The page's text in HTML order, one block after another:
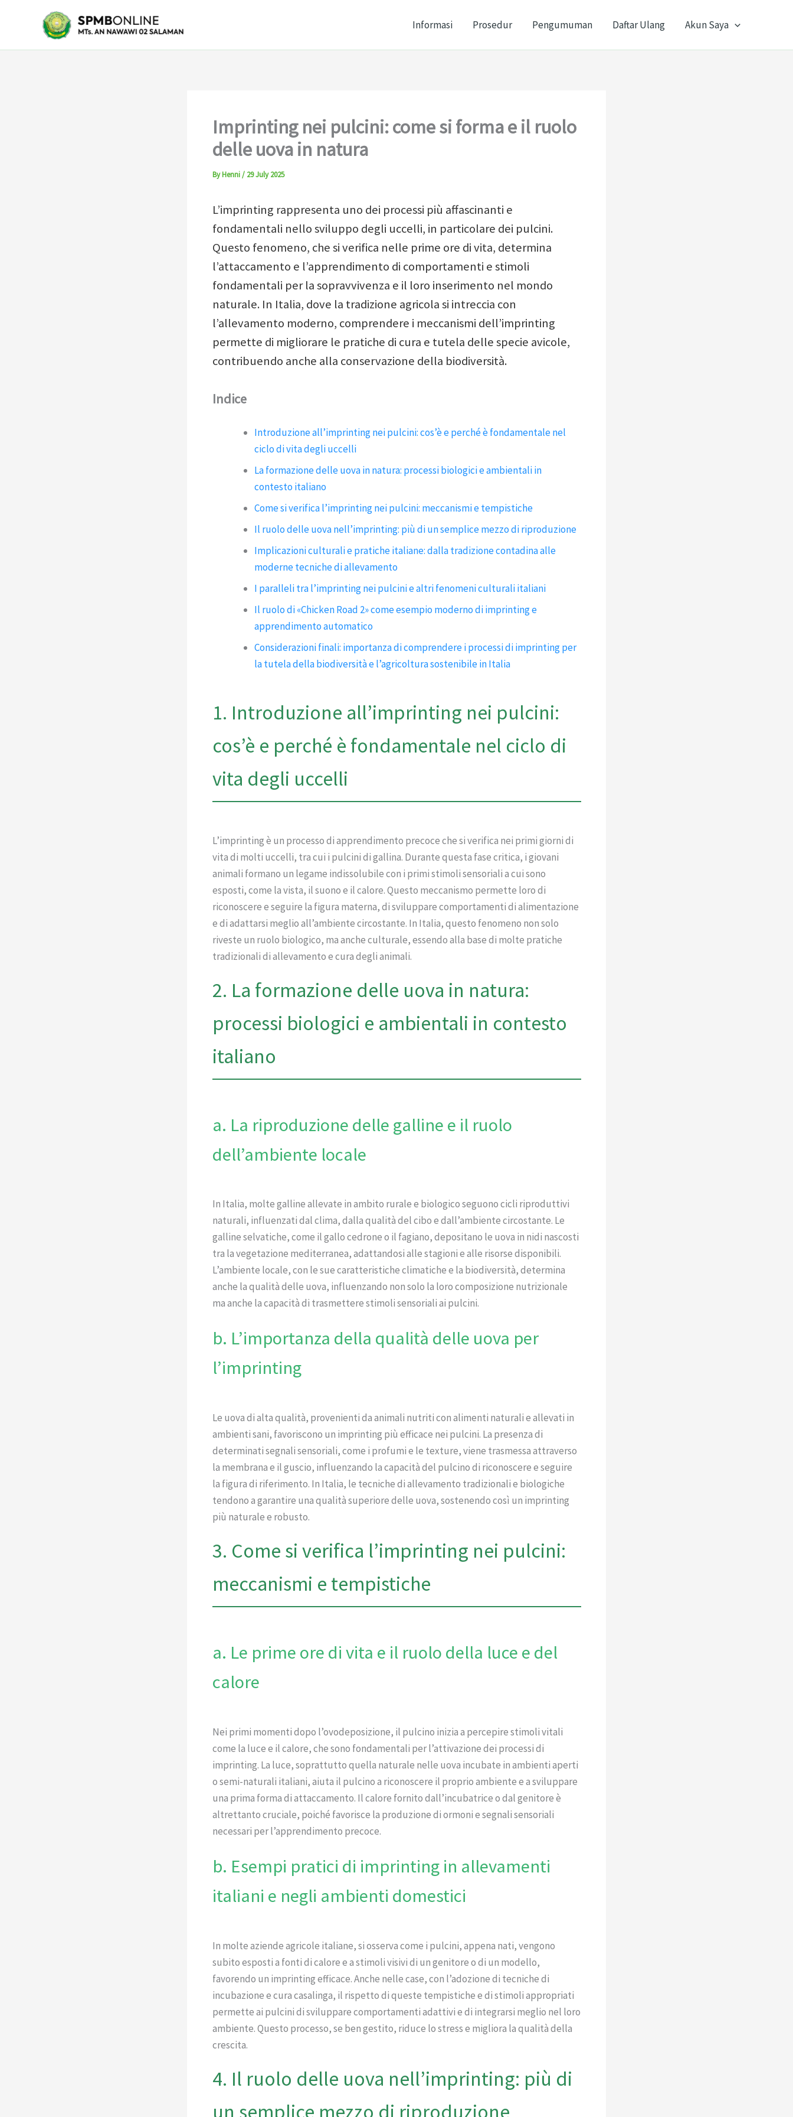
Informasi Prosedur Pengumuman Daftar Ulang Akun Saya
Imprinting nei pulcini: come si forma e il ruolo
delle uova in natura
ByHenni/ 29 July 2025
L’imprinting rappresenta uno dei processi più affascinanti e
fondamentali nello sviluppo degli uccelli, in particolare dei pulcini.
Questo fenomeno, che si verifica nelle prime ore di vita, determina
l’attaccamento e l’apprendimento di comportamenti e stimoli
fondamentali per la sopravvivenza e il loro inserimento nel mondo
naturale. In Italia, dove la tradizione agricola si intreccia con
l’allevamento moderno, comprendere i meccanismi dell’imprinting
permette di migliorare le pratiche di cura e tutela delle specie avicole,
contribuendo anche alla conservazione della biodiversità.
Indice
Introduzione all’imprinting nei pulcini: cos’è e perché è fondamentale nel
ciclo di vita degli uccelli
La formazione delle uova in natura: processi biologici e ambientali in
contesto italiano
Come si verifica l’imprinting nei pulcini: meccanismi e tempistiche
Il ruolo delle uova nell’imprinting: più di un semplice mezzo di riproduzione
Implicazioni culturali e pratiche italiane: dalla tradizione contadina alle
moderne tecniche di allevamento
I paralleli tra l’imprinting nei pulcini e altri fenomeni culturali italiani
Il ruolo di «Chicken Road 2» come esempio moderno di imprinting e
apprendimento automatico
Considerazioni finali: importanza di comprendere i processi di imprinting per
la tutela della biodiversità e l’agricoltura sostenibile in Italia
1. Introduzione all’imprinting nei pulcini:
cos’è e perché è fondamentale nel ciclo di
vita degli uccelli
L’imprinting è un processo di apprendimento precoce che si verifica nei primi giorni di
vita di molti uccelli, tra cui i pulcini di gallina. Durante questa fase critica, i giovani
animali formano un legame indissolubile con i primi stimoli sensoriali a cui sono
esposti, come la vista, il suono e il calore. Questo meccanismo permette loro di
riconoscere e seguire la figura materna, di sviluppare comportamenti di alimentazione
e di adattarsi meglio all’ambiente circostante. In Italia, questo fenomeno non solo
riveste un ruolo biologico, ma anche culturale, essendo alla base di molte pratiche
tradizionali di allevamento e cura degli animali.
2. La formazione delle uova in natura:
processi biologici e ambientali in contesto
italiano
a. La riproduzione delle galline e il ruolo
dell’ambiente locale
In Italia, molte galline allevate in ambito rurale e biologico seguono cicli riproduttivi
naturali, influenzati dal clima, dalla qualità del cibo e dall’ambiente circostante. Le
galline selvatiche, come il gallo cedrone o il fagiano, depositano le uova in nidi nascosti
tra la vegetazione mediterranea, adattandosi alle stagioni e alle risorse disponibili.
L’ambiente locale, con le sue caratteristiche climatiche e la biodiversità, determina
anche la qualità delle uova, influenzando non solo la loro composizione nutrizionale
ma anche la capacità di trasmettere stimoli sensoriali ai pulcini.
b. L’importanza della qualità delle uova per
l’imprinting
Le uova di alta qualità, provenienti da animali nutriti con alimenti naturali e allevati in
ambienti sani, favoriscono un imprinting più efficace nei pulcini. La presenza di
determinati segnali sensoriali, come i profumi e le texture, viene trasmessa attraverso
la membrana e il guscio, influenzando la capacità del pulcino di riconoscere e seguire
la figura di riferimento. In Italia, le tecniche di allevamento tradizionali e biologiche
tendono a garantire una qualità superiore delle uova, sostenendo così un imprinting
più naturale e robusto.
3. Come si verifica l’imprinting nei pulcini:
meccanismi e tempistiche
a. Le prime ore di vita e il ruolo della luce e del
calore
Nei primi momenti dopo l’ovodeposizione, il pulcino inizia a percepire stimoli vitali
come la luce e il calore, che sono fondamentali per l’attivazione dei processi di
imprinting. La luce, soprattutto quella naturale nelle uova incubate in ambienti aperti
o semi-naturali italiani, aiuta il pulcino a riconoscere il proprio ambiente e a sviluppare
una prima forma di attaccamento. Il calore fornito dall’incubatrice o dal genitore è
altrettanto cruciale, poiché favorisce la produzione di ormoni e segnali sensoriali
necessari per l’apprendimento precoce.
b. Esempi pratici di imprinting in allevamenti
italiani e negli ambienti domestici
In molte aziende agricole italiane, si osserva come i pulcini, appena nati, vengono
subito esposti a fonti di calore e a stimoli visivi di un genitore o di un modello,
favorendo un imprinting efficace. Anche nelle case, con l’adozione di tecniche di
incubazione e cura casalinga, il rispetto di queste tempistiche e di stimoli appropriati
permette ai pulcini di sviluppare comportamenti adattivi e di integrarsi meglio nel loro
ambiente. Questo processo, se ben gestito, riduce lo stress e migliora la qualità della
crescita.
4. Il ruolo delle uova nell’imprinting: più di
un semplice mezzo di riproduzione